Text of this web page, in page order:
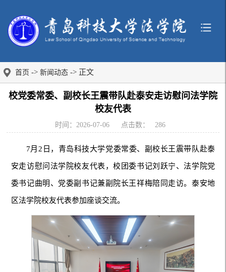
首页 -> 新闻动态 -> 正文
校党委常委、副校长王震带队赴泰安走访慰问法学院
校友代表
时间：2026-07-06 点击数： 286
7月2日，青岛科技大学党委常委、副校长王震带队赴泰
安走访慰问法学院校友代表，校团委书记刘跃宁、法学院党
委书记曲明、党委副书记兼副院长王祥梅陪同走访。泰安地
区法学院校友代表参加座谈交流。